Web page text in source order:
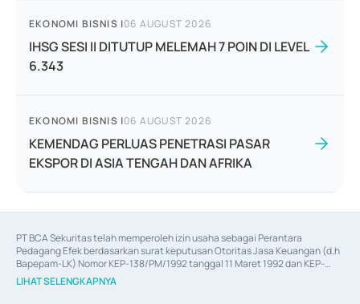
EKONOMI BISNIS |06 AUGUST 2026
IHSG SESI II DITUTUP MELEMAH 7 POIN DI LEVEL
6.343
EKONOMI BISNIS |06 AUGUST 2026
KEMENDAG PERLUAS PENETRASI PASAR
EKSPOR DI ASIA TENGAH DAN AFRIKA
PT BCA Sekuritas telah memperoleh izin usaha sebagai Perantara
Pedagang Efek berdasarkan surat keputusan Otoritas Jasa Keuangan (d.h
Bapepam-LK) Nomor KEP-138/PM/1992 tanggal 11 Maret 1992 dan KEP-
06/D.04/2014 tanggal 28 Februari 2014, izin usaha sebagai Penjamin Emisi
Efek berdasarkan surat keputusan Otoritas Jasa Keuangan Nomor KEP-
LIHAT SELENGKAPNYA